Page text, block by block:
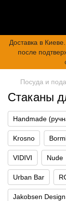
Доставка в
после
Посуда и
Стаканы
Handmade
Krosno
VIDIVI Nude
Urban Bar
Jakobsen Design